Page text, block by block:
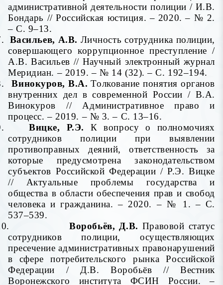
административной деятельности полиции / И.В.
Бондарь // Российская юстиция. – 2020. – № 2.
– С. 9–13.
Васильев, А.В. Личность сотрудника полиции,
совершающего коррупционное преступление /
А.В. Васильев // Научный электронный журнал
Меридиан. – 2019. – № 14 (32). – С. 192–194.
Винокуров, В.А. Толкование понятия органов
внутренних дел в современной России / В.А.
Винокуров // Административное право и
процесс. – 2019. – № 3. – С. 13–16.
Вицке, Р.Э. К вопросу о полномочиях
сотрудников полиции при выявлении
противоправных деяний, ответственность за
которые предусмотрена законодательством
субъектов Российской Федерации / Р.Э. Вицке
// Актуальные проблемы государства и
общества в области обеспечения прав и свобод
человека и гражданина. – 2020. – № 1. – С.
537–539.
Воробьёв, Д.В. Правовой статус
сотрудников полиции, осуществляющих
пресечение административных правонарушений
в сфере потребительского рынка Российской
Федерации / Д.В. Воробьёв // Вестник
Воронежского института ФСИН России. –